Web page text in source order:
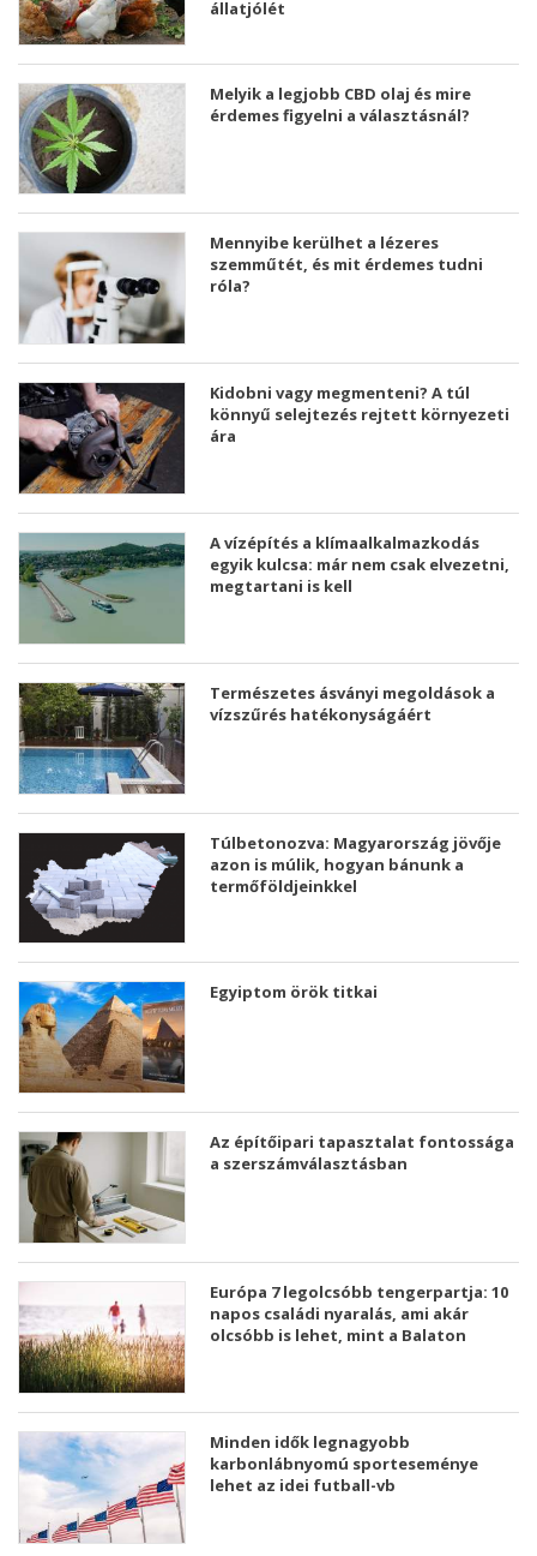
állatjólét
Melyik a legjobb CBD olaj és mire
érdemes figyelni a választásnál?
Mennyibe kerülhet a lézeres
szemműtét, és mit érdemes tudni
róla?
Kidobni vagy megmenteni? A túl
könnyű selejtezés rejtett környezeti
ára
A vízépítés a klímaalkalmazkodás
egyik kulcsa: már nem csak elvezetni,
megtartani is kell
Természetes ásványi megoldások a
vízszűrés hatékonyságáért
Túlbetonozva: Magyarország jövője
azon is múlik, hogyan bánunk a
termőföldjeinkkel
Egyiptom örök titkai
Az építőipari tapasztalat fontossága
a szerszámválasztásban
Európa 7 legolcsóbb tengerpartja: 10
napos családi nyaralás, ami akár
olcsóbb is lehet, mint a Balaton
Minden idők legnagyobb
karbonlábnyomú sporteseménye
lehet az idei futball-vb